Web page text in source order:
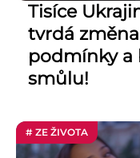
Tisíce
tvrdá
podmínky a
smůlu!
# ZE ŽIVOTA